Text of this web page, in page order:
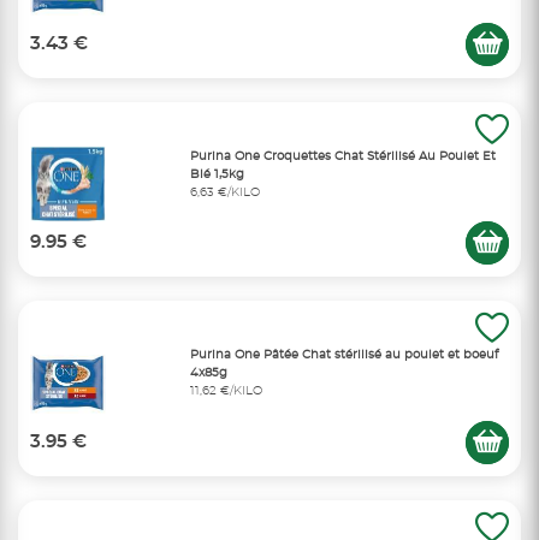
3.43 €
Purina One Croquettes Chat Stérilisé Au Poulet Et
Blé 1,5kg
6,63 €/KILO
9.95 €
Purina One Pâtée Chat stérilisé au poulet et boeuf
4x85g
11,62 €/KILO
3.95 €